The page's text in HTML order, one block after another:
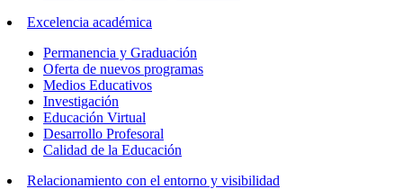
Excelencia académica
Permanencia y Graduación
Oferta de nuevos programas
Medios Educativos
Investigación
Educación Virtual
Desarrollo Profesoral
Calidad de la Educación
Relacionamiento con el entorno y visibilidad